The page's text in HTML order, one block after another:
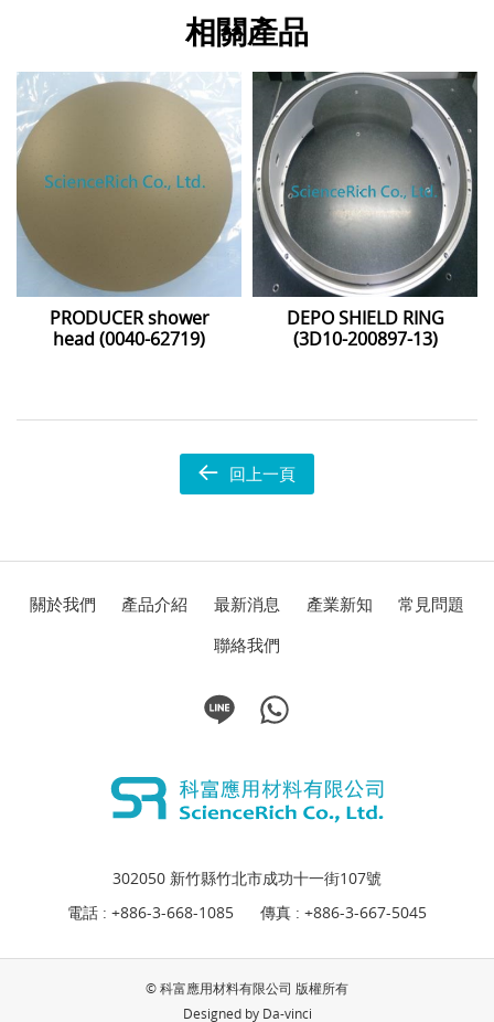
相關產品
PRODUCER shower
head (0040-62719)
DEPO SHIELD RING
(3D10-200897-13)
回上一頁
關於我們 產品介紹 最新消息 產業新知
常見問題
聯絡我們
302050 新竹縣竹北市成功十一街107號
電話 : +886-3-668-1085 傳真 : +886-3-667-5045
© 科富應用材料有限公司 版權所有
Designed by Da-vinci